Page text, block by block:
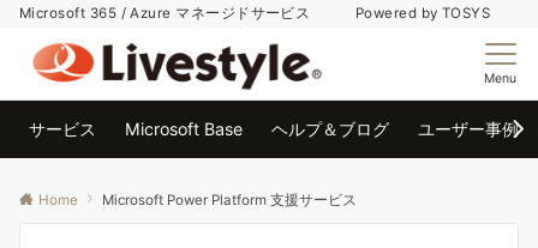
Microsoft 365 / Azure マネージドサービス Powered by TOSYS
Menu
サービス Microsoft Base ヘルプ＆ブログ ユーザー事例
Home Microsoft Power Platform 支援サービス